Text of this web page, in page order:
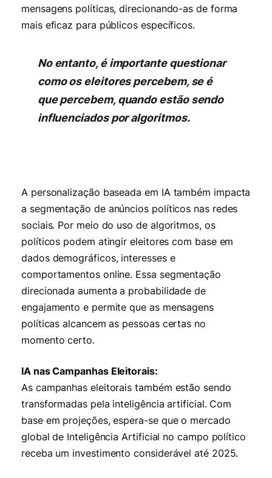
mensagens políticas, direcionando-as de forma
mais eficaz para públicos específicos.
No entanto, é importante questionar
como os eleitores percebem, se é
que percebem, quando estão sendo
influenciados por algoritmos.
A personalização baseada em IA também impacta
a segmentação de anúncios políticos nas redes
sociais. Por meio do uso de algoritmos, os
políticos podem atingir eleitores com base em
dados demográficos, interesses e
comportamentos online. Essa segmentação
direcionada aumenta a probabilidade de
engajamento e permite que as mensagens
políticas alcancem as pessoas certas no
momento certo.
IA nas Campanhas Eleitorais:
As campanhas eleitorais também estão sendo
transformadas pela inteligência artificial. Com
base em projeções, espera-se que o mercado
global de Inteligência Artificial no campo político
receba um investimento considerável até 2025.